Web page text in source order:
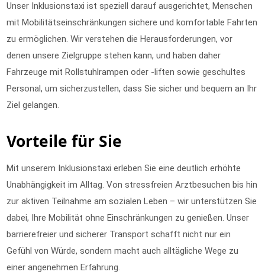
Unser Inklusionstaxi ist speziell darauf ausgerichtet, Menschen
mit Mobilitätseinschränkungen sichere und komfortable Fahrten
zu ermöglichen. Wir verstehen die Herausforderungen, vor
denen unsere Zielgruppe stehen kann, und haben daher
Fahrzeuge mit Rollstuhlrampen oder -liften sowie geschultes
Personal, um sicherzustellen, dass Sie sicher und bequem an Ihr
Ziel gelangen.
Vorteile für Sie
Mit unserem Inklusionstaxi erleben Sie eine deutlich erhöhte
Unabhängigkeit im Alltag. Von stressfreien Arztbesuchen bis hin
zur aktiven Teilnahme am sozialen Leben – wir unterstützen Sie
dabei, Ihre Mobilität ohne Einschränkungen zu genießen. Unser
barrierefreier und sicherer Transport schafft nicht nur ein
Gefühl von Würde, sondern macht auch alltägliche Wege zu
einer angenehmen Erfahrung.